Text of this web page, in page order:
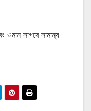
ওমান সাগরে সামান্য